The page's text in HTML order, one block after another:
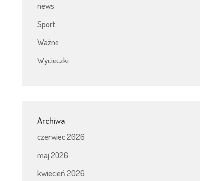
news
Sport
Ważne
Wycieczki
Archiwa
czerwiec 2026
maj 2026
kwiecień 2026